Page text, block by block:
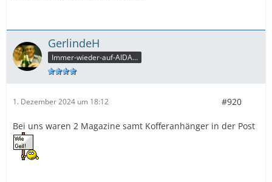
GerlindeH
Immer-wieder-auf-AIDA-Freuer
1. Dezember 2024 um 18:12 #920
Bei uns waren 2 Magazine samt Kofferanhänger in der Post